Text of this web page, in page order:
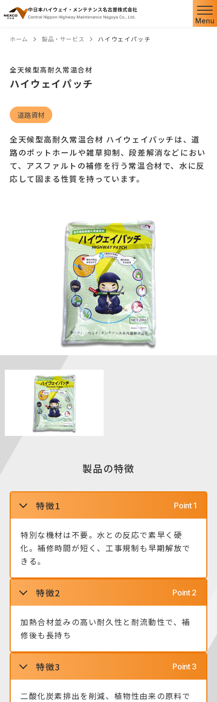
Menu
ホーム 製品・サービス ハイウェイパッチ
全天候型高耐久常温合材
ハイウェイパッチ
道路資材
全天候型高耐久常温合材 ハイウェイパッチは、道
路のポットホールや雑草抑制、段差解消などにおい
て、アスファルトの補修を行う常温合材で、水に反
応して固まる性質を持っています。
製品の特徴
特徴1
特別な機材は不要。水との反応で素早く硬
化。補修時間が短く、工事規制も早期解放で
きる。
特徴2
加熱合材並みの高い耐久性と耐流動性で、補
修後も長持ち
特徴3
二酸化炭素排出を削減、植物性由来の原料で